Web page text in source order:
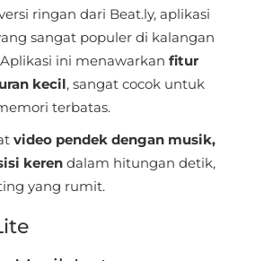
ringan dari Beat.ly, aplikasi
sangat populer di kalangan
ini menawarkan fitur
kecil, sangat cocok untuk
terbatas.
video pendek dengan musik,
keren dalam hitungan detik,
yang rumit.